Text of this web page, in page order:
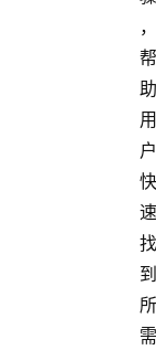
，
帮
助
用
户
快
速
找
到
所
需